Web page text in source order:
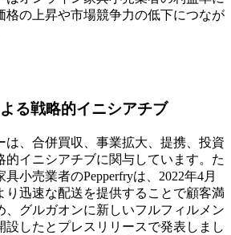
格の上昇や市場競争力の低下につなが
る戦略的イニシアチブ
は、合併買収、事業拡大、提携、投資
的イニシアチブに関与しています。た
小売業者のPepperfryは、2022年4月
り迅速な配送を提供することで顧客満
、グルガオンに新しいフルフィルメン
設したとプレスリリースで発表しまし